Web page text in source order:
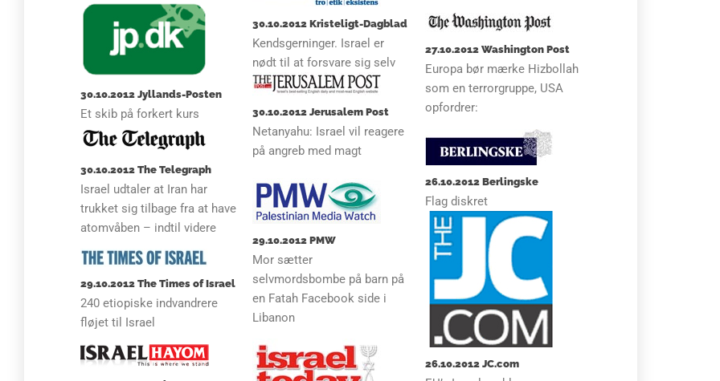
30.10.2012 Jyllands-Posten
Et skib på forkert kurs
30.10.2012 The Telegraph
Israel udtaler at Iran har
trukket sig tilbage fra at have
atomvåben – indtil videre
29.10.2012 The Times of Israel
240 etiopiske indvandrere
fløjet til Israel
30.10.2012 Kristeligt-Dagblad
Kendsgerninger. Israel er
nødt til at forsvare sig selv
30.10.2012 Jerusalem Post
Netanyahu: Israel vil reagere
på angreb med magt
29.10.2012 PMW
Mor sætter
selvmordsbombe på barn på
en Fatah Facebook side i
Libanon
27.10.2012 Washington Post
Europa bør mærke Hizbollah
som en terrorgruppe, USA
opfordrer:
26.10.2012 Berlingske
Flag diskret
26.10.2012 JC.com